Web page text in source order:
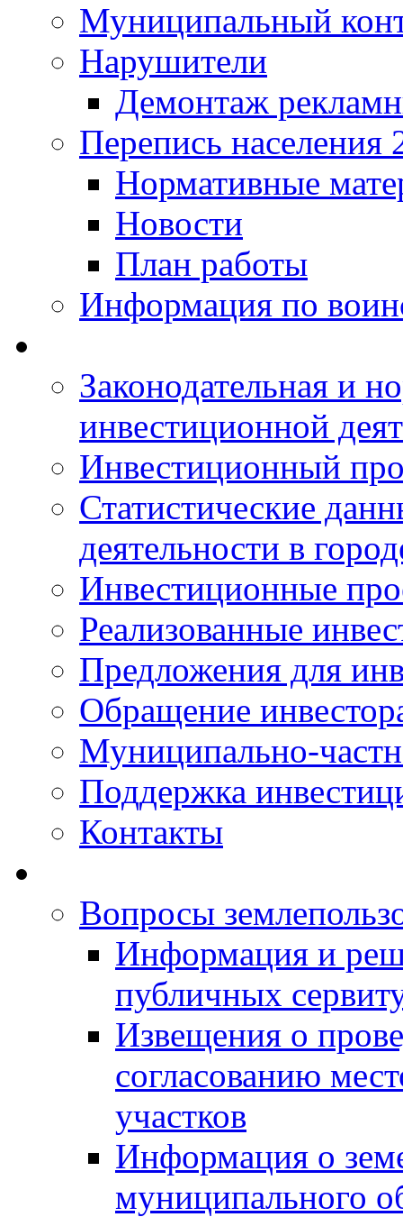
Муниципальный
Нарушители
Демонтаж
Перепись населения
Нормативные
Новости
План работы
Информация по
Законодательная и
инвестиционной
Инвестиционный
Статистические
деятельности в
Инвестиционные
Реализованные
Предложения для
Обращение
Муниципально-
Поддержка
Контакты
Вопросы
Информация и
публичных
Извещения о
согласованию
участков
Информация о
муниципального